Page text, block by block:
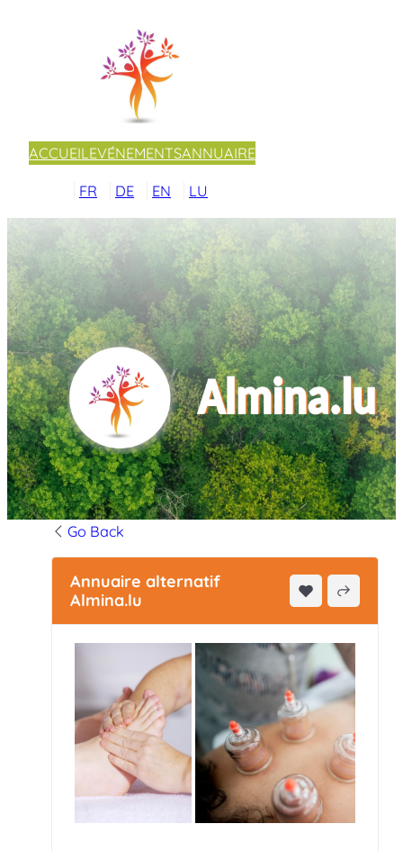
ACCUEILEVÉNEMENTSANNUAIRE
FR DE EN LU
Go Back
Annuaire alternatif
Almina.lu